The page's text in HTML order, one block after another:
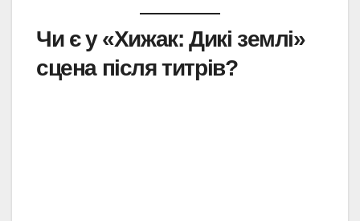
Чи є у «Хижак: Дикі землі»
сцена після титрів?